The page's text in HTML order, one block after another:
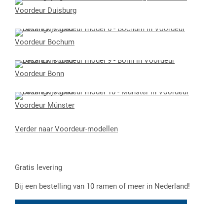
Voordeur Duisburg
Voordeur Bochum
Voordeur Bonn
Voordeur Münster
Verder naar Voordeur-modellen
Gratis levering
Bij een bestelling van 10 ramen of meer in Nederland!